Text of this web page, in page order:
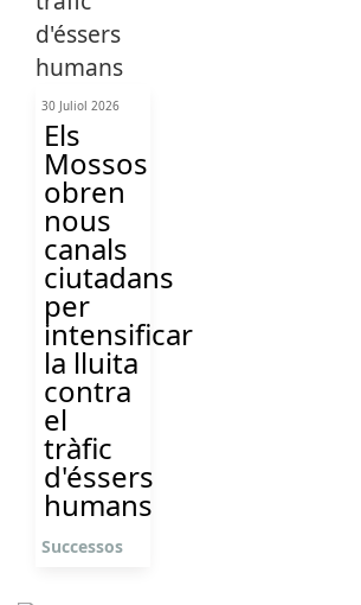
30 Juliol 2026
Els
Mossos
obren
nous
canals
ciutadans
per
intensificar
la lluita
contra
el
tràfic
d'éssers
humans
Successos